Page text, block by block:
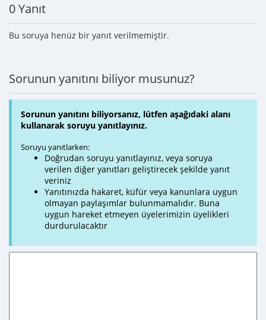
0 Yanıt
Bu soruya henüz bir yanıt verilmemiştir.
Sorunun yanıtını biliyor musunuz?
Sorunun yanıtını biliyorsanız, lütfen aşağıdaki alanı
kullanarak soruyu yanıtlayınız.
Soruyu yanıtlarken:
Doğrudan soruyu yanıtlayınız, veya soruya
verilen diğer yanıtları geliştirecek şekilde yanıt
veriniz
Yanıtınızda hakaret, küfür veya kanunlara uygun
olmayan paylaşımlar bulunmamalıdır. Buna
uygun hareket etmeyen üyelerimizin üyelikleri
durdurulacaktır